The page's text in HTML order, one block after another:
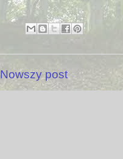
Nowszy post